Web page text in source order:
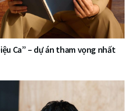
Ca” – dự án tham vọng nhất